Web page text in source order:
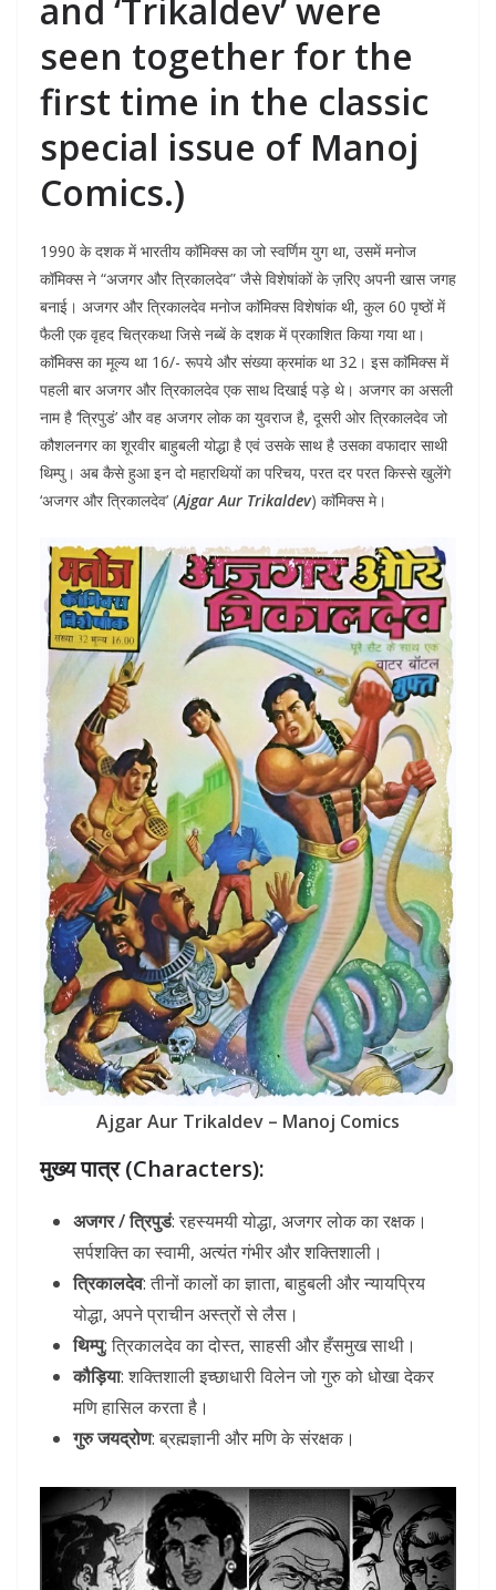
and ‘Trikaldev’ were
seen together for the
first time in the classic
special issue of Manoj
Comics.)
1990 के दशक में भारतीय कॉमिक्स का जो स्वर्णिम युग था, उसमें मनोज
कॉमिक्स ने “अजगर और त्रिकालदेव” जैसे विशेषांकों के ज़रिए अपनी खास जगह
बनाई। अजगर और त्रिकालदेव मनोज काॅमिक्स विशेषांक थी, कुल 60 पृष्ठों में
फैली एक वृहद चित्रकथा जिसे नब्बें के दशक में प्रकाशित किया गया था।
काॅमिक्स का मूल्य था 16/- रूपये और संख्या क्रमांक था 32। इस काॅमिक्स में
पहली बार अजगर और त्रिकालदेव एक साथ दिखाई पड़े थे। अजगर का असली
नाम है ‘त्रिपुडं’ और वह अजगर लोक का युवराज है, दूसरी ओर त्रिकालदेव जो
कौशलनगर का शूरवीर बाहुबली योद्धा है एवं उसके साथ है उसका वफादार साथी
थिम्पु। अब कैसे हुआ इन दो महारथियों का परिचय, परत दर परत किस्से खुलेंगे
‘अजगर और त्रिकालदेव’ (Ajgar Aur Trikaldev) काॅमिक्स मे।
Ajgar Aur Trikaldev – Manoj Comics
मुख्य पात्र (Characters):
अजगर / त्रिपुडं: रहस्यमयी योद्धा, अजगर लोक का रक्षक।
सर्पशक्ति का स्वामी, अत्यंत गंभीर और शक्तिशाली।
त्रिकालदेव: तीनों कालों का ज्ञाता, बाहुबली और न्यायप्रिय
योद्धा, अपने प्राचीन अस्त्रों से लैस।
थिम्पु: त्रिकालदेव का दोस्त, साहसी और हँसमुख साथी।
कौड़िया: शक्तिशाली इच्छाधारी विलेन जो गुरु को धोखा देकर
मणि हासिल करता है।
गुरु जयद्रोण: ब्रह्मज्ञानी और मणि के संरक्षक।